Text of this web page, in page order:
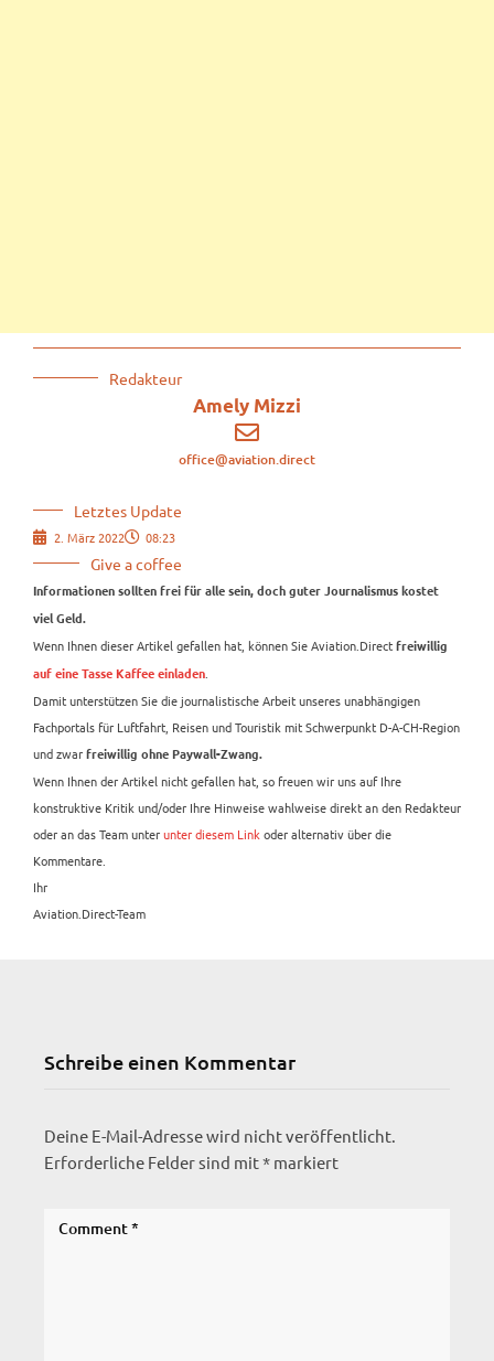
Redakteur
Amely Mizzi
office@aviation.direct
Letztes Update
2. März 2022 08:23
Give a coffee
Informationen sollten frei für alle sein, doch guter Journalismus kostet
viel Geld.
Wenn Ihnen dieser Artikel gefallen hat, können Sie Aviation.Direct freiwillig
auf eine Tasse Kaffee einladen
Damit unterstützen Sie die journalistische Arbeit unseres unabhängigen
Fachportals für Luftfahrt, Reisen und Touristik mit Schwerpunkt D-A-CH-Region
und zwar freiwillig ohne Paywall-Zwang.
Wenn Ihnen der Artikel nicht gefallen hat, so freuen wir uns auf Ihre
konstruktive Kritik und/oder Ihre Hinweise wahlweise direkt an den Redakteur
oder an das Team unterunter diesem Link oder alternativ über die
Kommentare.
Ihr
Aviation.Direct-Team
Schreibe einen Kommentar
Deine E-Mail-Adresse wird nicht veröffentlicht.
Erforderliche Felder sind mit* markiert